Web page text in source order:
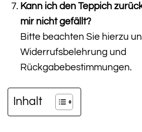
Kann ich den Teppich
mir nicht gefällt?
Bitte beachten Sie hierzu
Widerrufsbelehrung und
Rückgabebestimmungen.
Inhalt